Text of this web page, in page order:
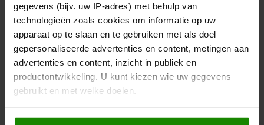
gegevens (bijv. uw IP-adres) met behulp van
technologieën zoals cookies om informatie op uw
apparaat op te slaan en te gebruiken met als doel
gepersonaliseerde advertenties en content, metingen aan
advertenties en content, inzicht in publiek en
productontwikkeling. U kunt kiezen wie uw gegevens
gebruikt en met welke doelen.
Als u het toestaat, willen we ook graag: